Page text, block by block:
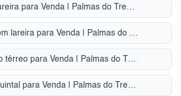
Sobrado com lareira para Venda | Palmas do Tremembé
Casa Térrea com lareira para Venda | Palmas do Tremembé
Apartamento no térreo para Venda | Palmas do Tremembé
Sobrado com quintal para Venda | Palmas do Tremembé